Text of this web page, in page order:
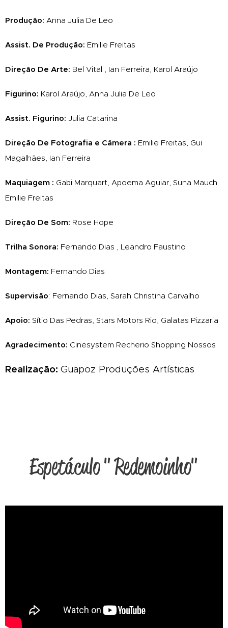
Produção: Anna Julia De Leo
Assist. De Produção: Emilie Freitas
Direção De Arte: Bel Vital , Ian Ferreira, Karol Araújo
Figurino: Karol Araújo, Anna Julia De Leo
Assist. Figurino: Julia Catarina
Direção De Fotografia e Câmera : Emilie Freitas, Gui
Magalhães, Ian Ferreira
Maquiagem : Gabi Marquart, Apoema Aguiar, Suna Mauch
Emilie Freitas
Direção De Som: Rose Hope
Trilha Sonora: Fernando Dias , Leandro Faustino
Montagem: Fernando Dias
Supervisão: Fernando Dias, Sarah Christina Carvalho
Apoio: Sítio Das Pedras, Stars Motors Rio, Galatas Pizzaria
Agradecimento: Cinesystem Recherio Shopping Nossos
Realização: Guapoz Produções Artísticas
Espetáculo " Redemoinho"